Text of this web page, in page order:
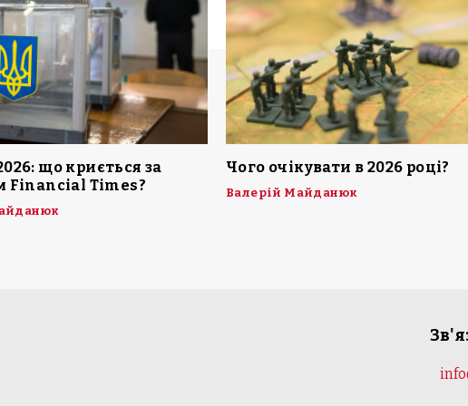
що криється за
Financial Times?
Чого очікувати в 2026 році?
Валерій Майданюк